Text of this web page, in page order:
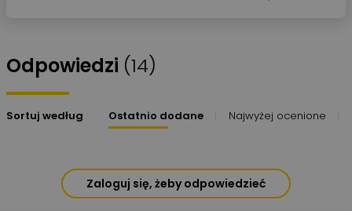
Odpowiedzi (14)
Sortuj według Ostatnio dodane Najwyżej ocenione
Zaloguj się, żeby odpowiedzieć